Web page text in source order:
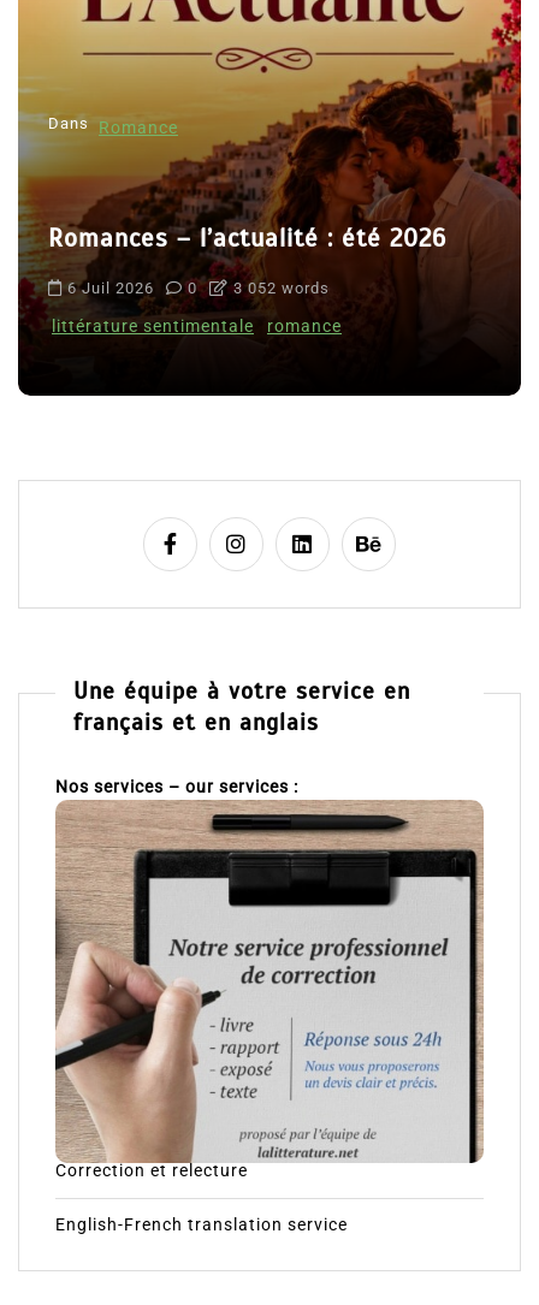
Dans Romance
Romances – l’actualité : été 2026
6 Juil 2026 0 3 052 words
littérature sentimentale romance
Une équipe à votre service en
français et en anglais
Nos services – our services :
Correction et relecture
English-French translation service